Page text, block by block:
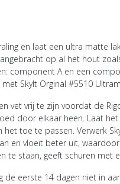
en laat een ultra matte
op al het hout
A en een
met Skylt Orginal #5510
vet vrij te zijn voordat de
door elkaar heen. Laat
toe te passen. Verwerk
en vloeit beter uit,
staan, geeft schuren met
eerste 14 dagen niet in